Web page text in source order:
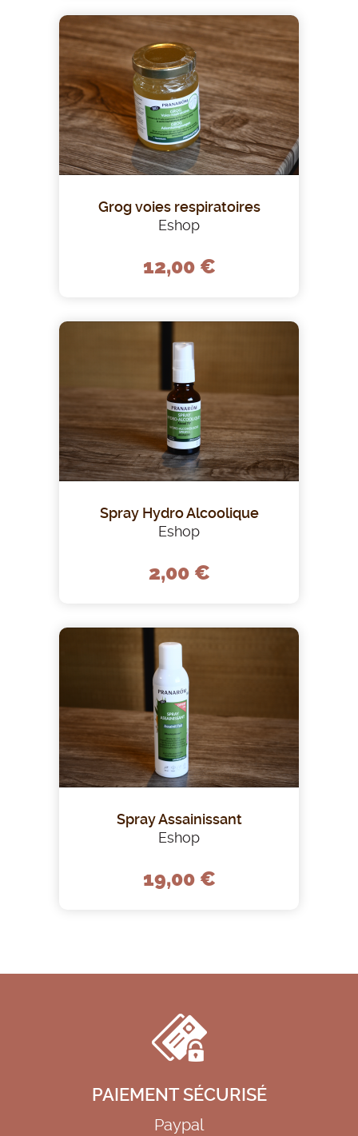
Grog voies respiratoires
Eshop
12,00 €
Spray Hydro Alcoolique
Eshop
2,00 €
Spray Assainissant
Eshop
19,00 €
PAIEMENT SÉCURISÉ
Paypal